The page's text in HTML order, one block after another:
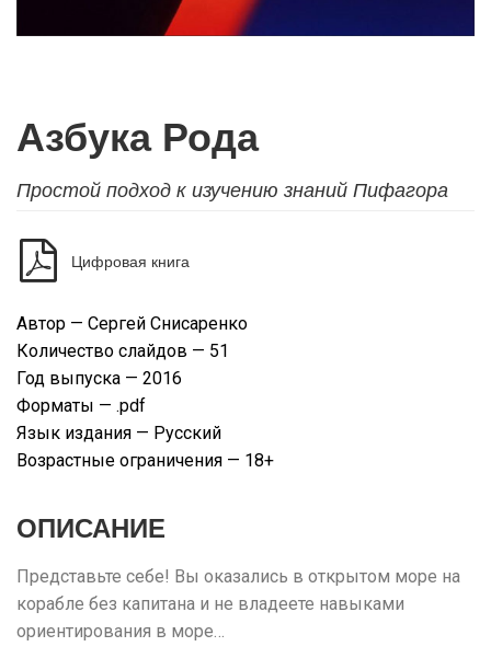
Азбука Рода
Простой подход к изучению знаний Пифагора
Цифровая книга
Автор — Сергей Снисаренко
Количество слайдов — 51
Год выпуска — 2016
Форматы — .pdf
Язык издания — Русский
Возрастные ограничения — 18+
ОПИСАНИЕ
Представьте себе! Вы оказались в открытом море на
корабле без капитана и не владеете навыками
ориентирования в море…